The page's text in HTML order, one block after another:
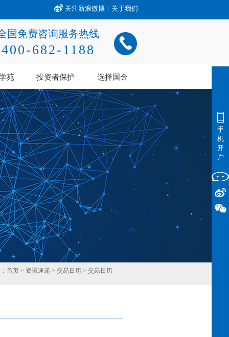
关注新浪微博 | 关于我们
国免费咨询服务热线
400-682-1188
苑 投资者保护 选择国金
首页 > 资讯速递 > 交易日历 > 交易日历
手
机
开
户